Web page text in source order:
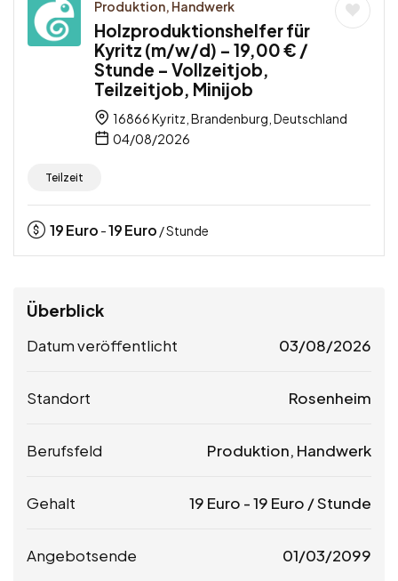
Produktion, Handwerk
Holzproduktionshelfer für
Kyritz (m/w/d) – 19,00 € /
Stunde – Vollzeitjob,
Teilzeitjob, Minijob
16866 Kyritz, Brandenburg, Deutschland
04/08/2026
Teilzeit
19Euro -19Euro / Stunde
Überblick
Datum veröffentlicht 03/08/2026
Standort Rosenheim
Berufsfeld Produktion, Handwerk
Gehalt 19 Euro -19 Euro / Stunde
Angebotsende 01/03/2099